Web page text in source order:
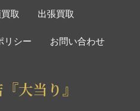
取 出張買取
リシー お問い合わせ
大当り』